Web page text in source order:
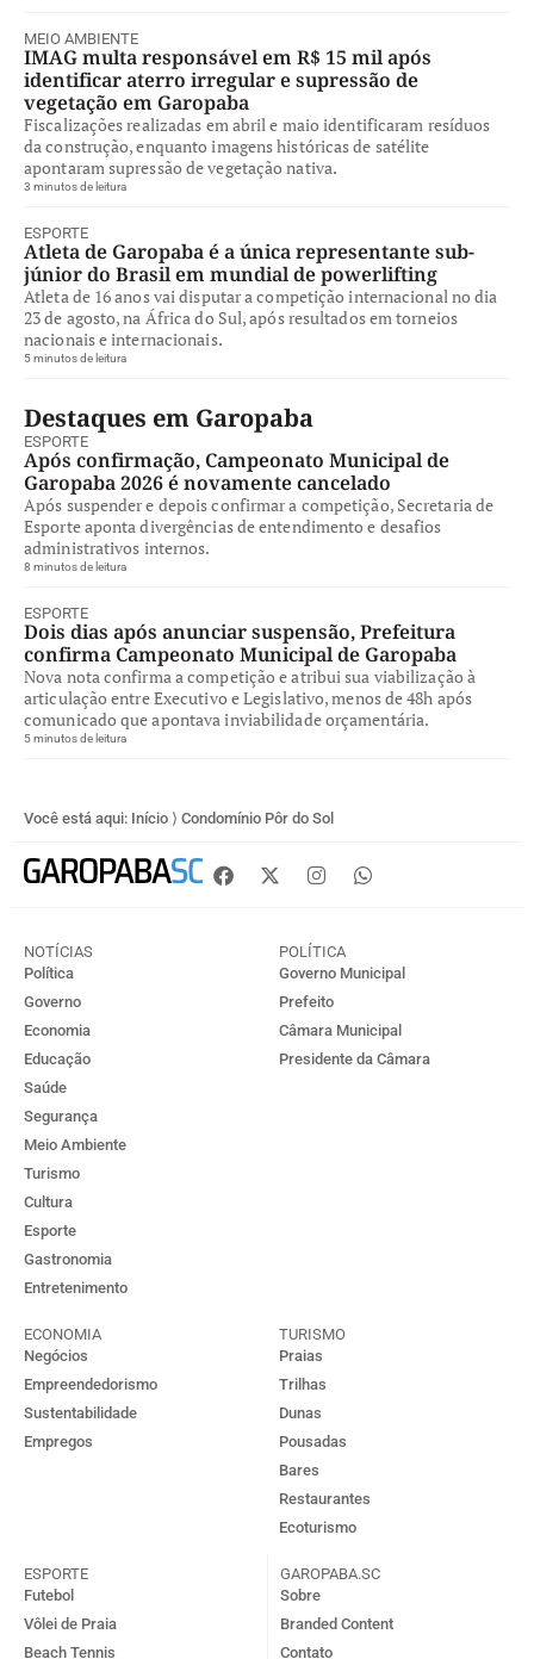
MEIO AMBIENTE
IMAG multa responsável em R$ 15 mil após
identificar aterro irregular e supressão de
vegetação em Garopaba
Fiscalizações realizadas em abril e maio identificaram resíduos
da construção, enquanto imagens históricas de satélite
apontaram supressão de vegetação nativa.
3 minutos de leitura
ESPORTE
Atleta de Garopaba é a única representante sub-
júnior do Brasil em mundial de powerlifting
Atleta de 16 anos vai disputar a competição internacional no dia
23 de agosto, na África do Sul, após resultados em torneios
nacionais e internacionais.
5 minutos de leitura
Destaques em Garopaba
ESPORTE
Após confirmação, Campeonato Municipal de
Garopaba 2026 é novamente cancelado
Após suspender e depois confirmar a competição, Secretaria de
Esporte aponta divergências de entendimento e desafios
administrativos internos.
8 minutos de leitura
ESPORTE
Dois dias após anunciar suspensão, Prefeitura
confirma Campeonato Municipal de Garopaba
Nova nota confirma a competição e atribui sua viabilização à
articulação entre Executivo e Legislativo, menos de 48h após
comunicado que apontava inviabilidade orçamentária.
5 minutos de leitura
Você está aqui: Início ⟩ Condomínio Pôr do Sol
NOTÍCIAS
Política
Governo
Economia
Educação
Saúde
Segurança
Meio Ambiente
Turismo
Cultura
Esporte
Gastronomia
Entretenimento
POLÍTICA
Governo Municipal
Prefeito
Câmara Municipal
Presidente da Câmara
ECONOMIA
Negócios
Empreendedorismo
Sustentabilidade
Empregos
TURISMO
Praias
Trilhas
Dunas
Pousadas
Bares
Restaurantes
Ecoturismo
ESPORTE
Futebol
Vôlei de Praia
Beach Tennis
GAROPABA.SC
Sobre
Branded Content
Contato